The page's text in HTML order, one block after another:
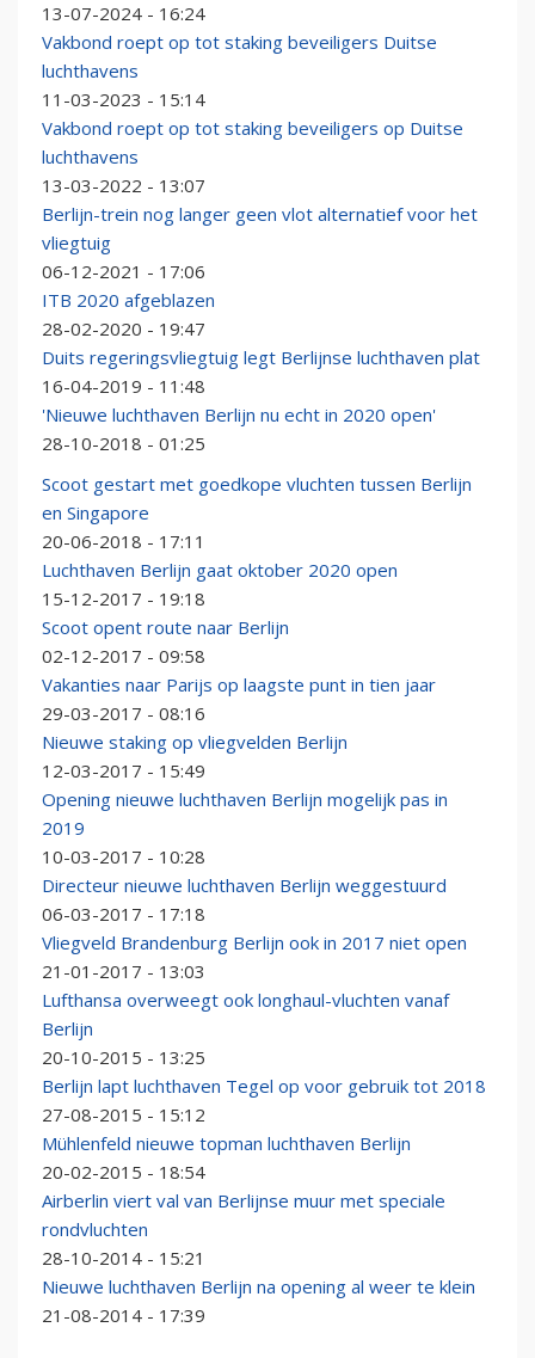
13-07-2024 - 16:24
Vakbond roept op tot staking beveiligers Duitse
luchthavens
11-03-2023 - 15:14
Vakbond roept op tot staking beveiligers op Duitse
luchthavens
13-03-2022 - 13:07
Berlijn-trein nog langer geen vlot alternatief voor het
vliegtuig
06-12-2021 - 17:06
ITB 2020 afgeblazen
28-02-2020 - 19:47
Duits regeringsvliegtuig legt Berlijnse luchthaven plat
16-04-2019 - 11:48
'Nieuwe luchthaven Berlijn nu echt in 2020 open'
28-10-2018 - 01:25
Scoot gestart met goedkope vluchten tussen Berlijn
en Singapore
20-06-2018 - 17:11
Luchthaven Berlijn gaat oktober 2020 open
15-12-2017 - 19:18
Scoot opent route naar Berlijn
02-12-2017 - 09:58
Vakanties naar Parijs op laagste punt in tien jaar
29-03-2017 - 08:16
Nieuwe staking op vliegvelden Berlijn
12-03-2017 - 15:49
Opening nieuwe luchthaven Berlijn mogelijk pas in
2019
10-03-2017 - 10:28
Directeur nieuwe luchthaven Berlijn weggestuurd
06-03-2017 - 17:18
Vliegveld Brandenburg Berlijn ook in 2017 niet open
21-01-2017 - 13:03
Lufthansa overweegt ook longhaul-vluchten vanaf
Berlijn
20-10-2015 - 13:25
Berlijn lapt luchthaven Tegel op voor gebruik tot 2018
27-08-2015 - 15:12
Mühlenfeld nieuwe topman luchthaven Berlijn
20-02-2015 - 18:54
Airberlin viert val van Berlijnse muur met speciale
rondvluchten
28-10-2014 - 15:21
Nieuwe luchthaven Berlijn na opening al weer te klein
21-08-2014 - 17:39